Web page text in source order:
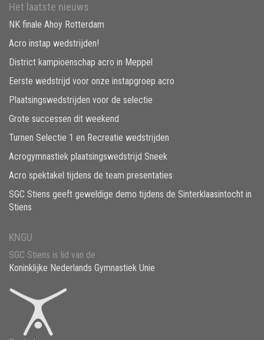
Het laatste nieuws
NK finale Ahoy Rotterdam
Acro instap wedstrijden!
District kampioenschap acro in Meppel
Eerste wedstrijd voor onze instapgroep acro
Plaatsingswedstrijden voor de selectie
Grote successen dit weekend
Turnen Selectie 1 en Recreatie wedstrijden
Acrogymnastiek plaatsingswedstrijd Sneek
Acro spektakel tijdens de team presentaties
SGC Stiens geeft geweldige demo tijdens de Sinterklaasintocht in
Stiens
KNGU
SGC Stiens is lid van de
Koninklijke Nederlands Gymnastiek Unie